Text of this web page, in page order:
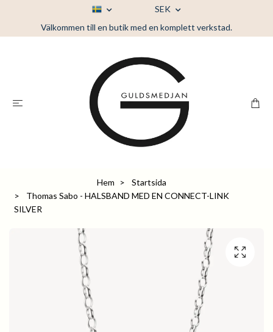
SEK
Välkommen till en butik med en komplett verkstad.
Hem
Startsida
Thomas Sabo - HALSBAND MED EN CONNECT-LINK
SILVER